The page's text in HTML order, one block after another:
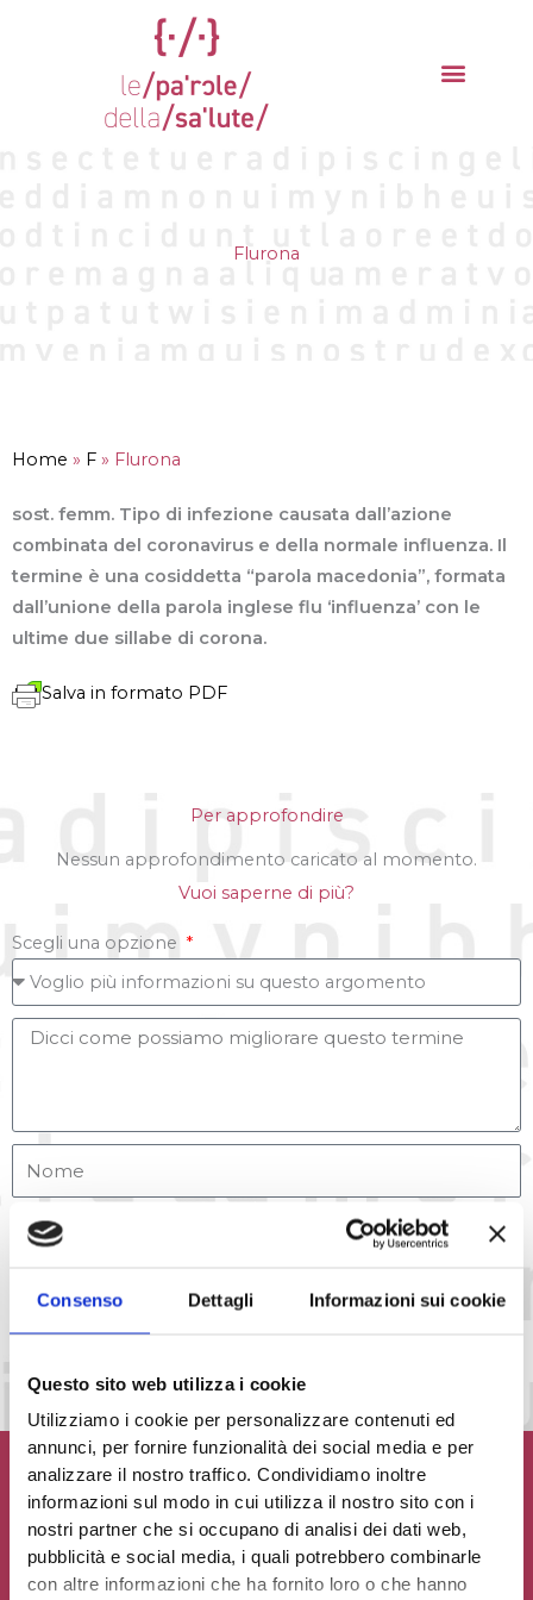
Consenso Dettagli Informazioni sui cookie
Questo sito web utilizza i cookie
Utilizziamo i cookie per personalizzare contenuti ed
annunci, per fornire funzionalità dei social media e per
analizzare il nostro traffico. Condividiamo inoltre
informazioni sul modo in cui utilizza il nostro sito con i
nostri partner che si occupano di analisi dei dati web,
pubblicità e social media, i quali potrebbero combinarle
con altre informazioni che ha fornito loro o che hanno
Flurona
Home » F » Flurona
sost. femm. Tipo di infezione causata dall’azione
combinata del coronavirus e della normale influenza. Il
termine è una cosiddetta “parola macedonia”, formata
dall’unione della parola inglese flu ‘influenza’ con le
ultime due sillabe di corona.
Salva in formato PDF
Per approfondire
Nessun approfondimento caricato al momento.
Vuoi saperne di più?
Scegli una opzione
Accetto la Privacy Policydel sito web
Contribuisci al glossario